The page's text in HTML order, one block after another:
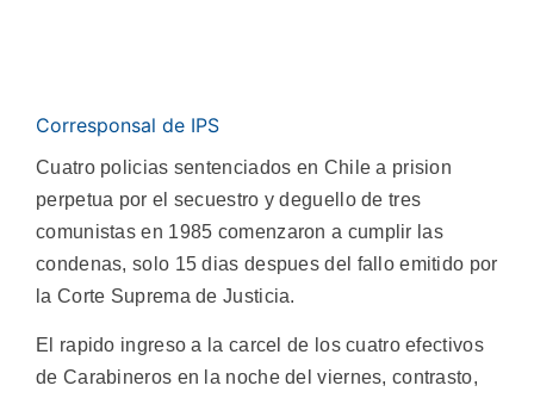
Corresponsal de IPS
Cuatro policias sentenciados en Chile a prision
perpetua por el secuestro y deguello de tres
comunistas en 1985 comenzaron a cumplir las
condenas, solo 15 dias despues del fallo emitido por
la Corte Suprema de Justicia.
El rapido ingreso a la carcel de los cuatro efectivos
de Carabineros en la noche del viernes, contrasto,